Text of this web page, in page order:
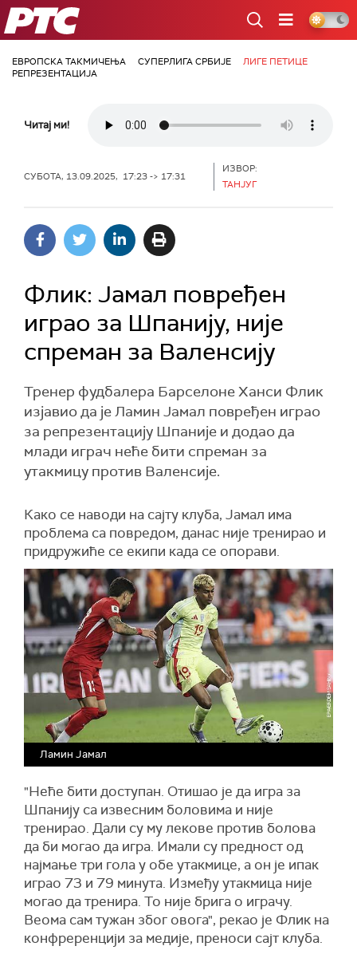
РТС
ЕВРОПСКА ТАКМИЧЕЊА СУПЕРЛИГА СРБИЈЕ
ЛИГЕ ПЕТИЦЕ
РЕПРЕЗЕНТАЦИЈА
Читај ми!
СУБОТА, 13.09.2025, 17:23 -> 17:31
ИЗВОР:
ТАНЈУГ
Флик: Јамал повређен
играо за Шпанију, није
спреман за Валенсију
Тренер фудбалера Барселоне Ханси Флик
изјавио да је Ламин Јамал повређен играо
за репрезентацију Шпаније и додао да
млади играч неће бити спреман за
утакмицу против Валенсије.
Како се наводи на сајту клуба, Јамал има
проблема са повредом, данас није тренирао и
придружиће се екипи када се опорави.
Ламин Јамал
"Неће бити доступан. Отишао је да игра за
Шпанију са извесним боловима и није
тренирао. Дали су му лекове против болова
да би могао да игра. Имали су предност од
најмање три гола у обе утакмице, а он је ипак
играо 73 и 79 минута. Између утакмица није
могао да тренира. То није брига о играчу.
Веома сам тужан због овога", рекао је Флик на
конфреренцији за медије, преноси сајт клуба.